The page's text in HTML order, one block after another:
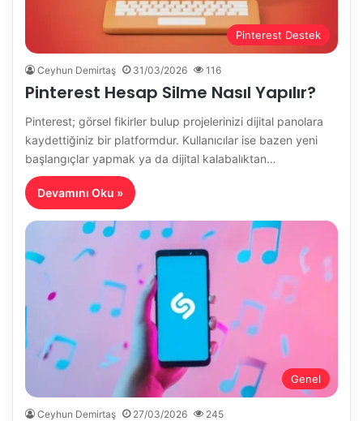
Pinterest Destek
Ceyhun Demirtaş 31/03/2026 116
Pinterest Hesap Silme Nasıl Yapılır?
Pinterest; görsel fikirler bulup projelerinizi dijital panolara
kaydettiğiniz bir platformdur. Kullanıcılar ise bazen yeni
başlangıçlar yapmak ya da dijital kalabalıktan…
Devamını Oku »
Genel
Ceyhun Demirtaş 27/03/2026 245